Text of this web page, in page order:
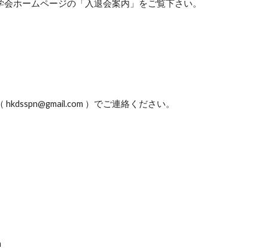
ホームページの「入退会案内」をご覧下さい。
）でご連絡ください。